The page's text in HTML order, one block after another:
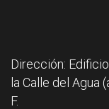
Dirección:
la Calle del Agua
F.